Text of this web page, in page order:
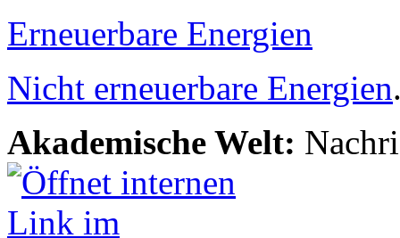
Erneuerbare Energien
Nicht erneuerbare Energien
Akademische Welt: